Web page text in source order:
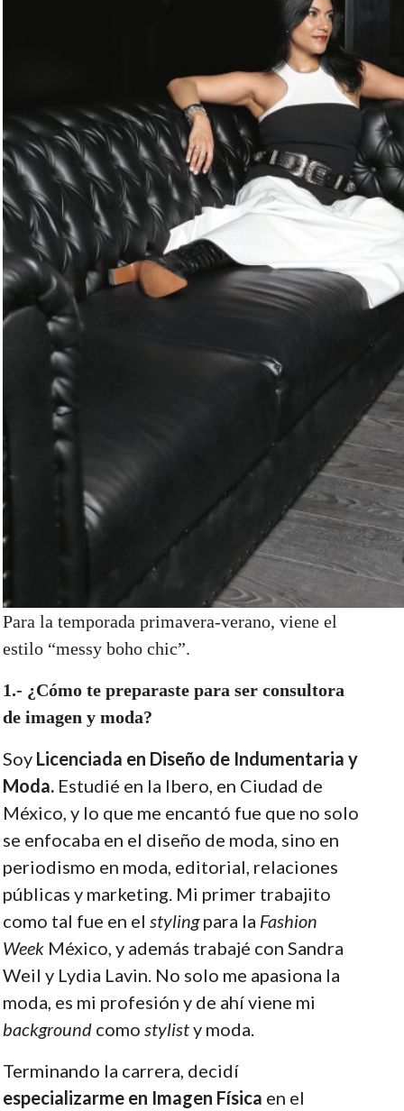
Para la temporada primavera-verano, viene el
estilo “messy boho chic”.
1.- ¿Cómo te preparaste para ser consultora
de imagen y moda?
Soy Licenciada en Diseño de Indumentaria y
Moda. Estudié en la Ibero, en Ciudad de
México, y lo que me encantó fue que no solo
se enfocaba en el diseño de moda, sino en
periodismo en moda, editorial, relaciones
públicas y marketing. Mi primer trabajito
como tal fue en el stylingpara la Fashion
Week México, y además trabajé con Sandra
Weil y Lydia Lavin. No solo me apasiona la
moda, es mi profesión y de ahí viene mi
backgroundcomo stylisty moda.
Terminando la carrera, decidí
especializarme en Imagen Física en el